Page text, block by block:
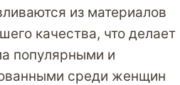
из материалов
качества, что делает
популярными и
среди женщин